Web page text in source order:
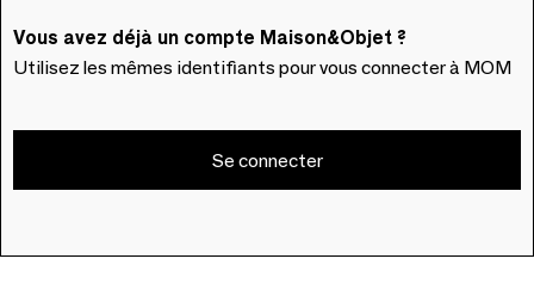
Vous avez déjà un compte Maison&Objet ?
Utilisez les mêmes identifiants pour vous connecter à MOM
Se connecter